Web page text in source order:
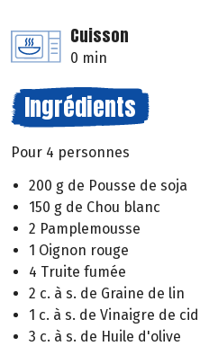
Cuisson
0 min
Ingrédients
Pour 4 personnes
200 g de Pousse de soja
150 g de Chou blanc
2 Pamplemousse
1 Oignon rouge
4 Truite fumée
2 c. à s. de Graine de lin
1 c. à s. de Vinaigre de
3 c. à s. de Huile d'olive